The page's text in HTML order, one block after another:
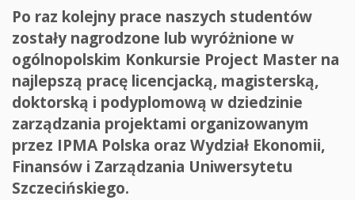
Po raz kolejny prace naszych studentów
zostały nagrodzone lub wyróżnione w
ogólnopolskim Konkursie Project Master na
najlepszą pracę licencjacką, magisterską,
doktorską i podyplomową w dziedzinie
zarządzania projektami organizowanym
przez IPMA Polska oraz Wydział Ekonomii,
Finansów i Zarządzania Uniwersytetu
Szczecińskiego.